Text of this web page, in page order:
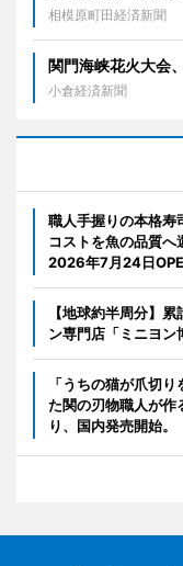
相模原町田経済新聞
関門海峡花火大会
小倉経済新聞
職人手握りの本格寿
コストを魚の品質
2026年7月24日
【地球約半周分】
ン専門店「ミニヨ
「うちの猫が爪切
た関の刃物職人が作
り、国内発売開始。